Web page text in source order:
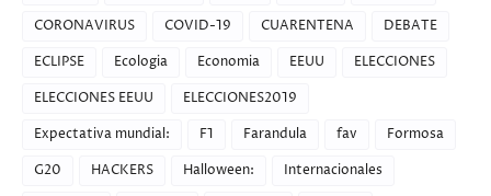
CORONAVIRUS
COVID-19 CUARENTENA
DEBATE
ECLIPSE
Ecologia Economia EEUU
ELECCIONES
ELECCIONES EEUU
ELECCIONES2019
Expectativa mundial:
F1 Farandula fav
Formosa
G20
HACKERS Halloween:
Internacionales